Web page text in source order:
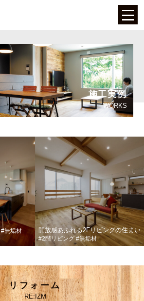
施工実例
WORKS
#無垢材
開放感あふれる2Fリビングの住まい
#2階リビング #無垢材
リフォーム
RE:IZM